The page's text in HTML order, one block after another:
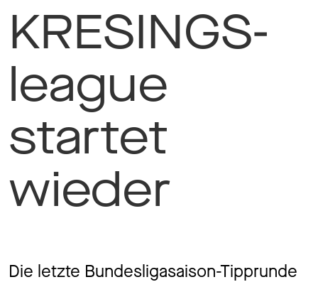
KRESINGS-
league
startet
wieder
Die letzte Bundesligasaison-Tipprunde